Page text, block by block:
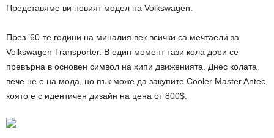
Представяме ви новият модел на Volkswagen.
През ’60-те години на миналия век всички са мечтаели за
Volkswagen Transporter. В един момент тази кола дори се
превърна в основен символ на хипи движенията. Днес колата
вече не е на мода, но пък може да закупите Cooler Master Antec,
която е с идентичен дизайн на цена от 800$.